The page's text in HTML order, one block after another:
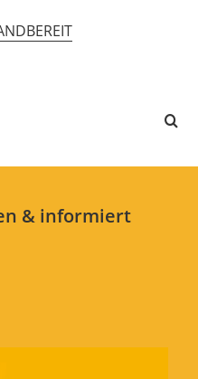
0 Kunden
zum Top Preis
& informiert